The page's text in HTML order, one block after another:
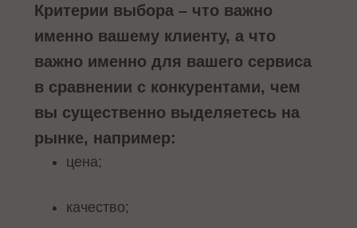
Критерии выбора – что важно
именно вашему клиенту, а что
важно именно для вашего сервиса
в сравнении с конкурентами, чем
вы существенно выделяетесь на
рынке, например:
цена;
качество;